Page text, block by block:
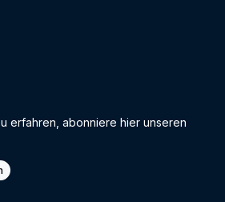
erfahren, abonniere hier unseren